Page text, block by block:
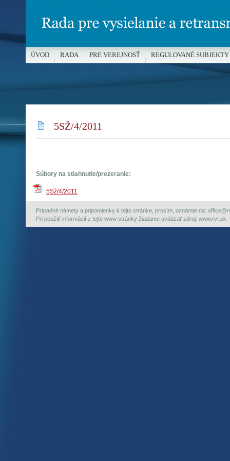
5SŽ/4/2011
Súbory na stiahnutie/prezeranie:
5Sž/4/2011
Prípadné námety a pripomienky k tejto stránke, prosím, oznámte na:
Pri použití informácií z tejto www stránky žiadame uvádzať zdroj: www.rvr.sk
ÚVOD RADA PRE VEREJNOSŤ REGULOVANÉ SUBJEKTY